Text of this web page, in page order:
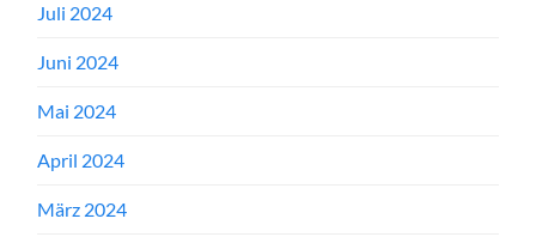
Juli 2024
Juni 2024
Mai 2024
April 2024
März 2024